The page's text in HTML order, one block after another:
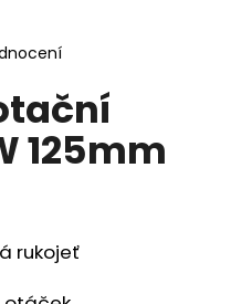
125mm
rukojeť